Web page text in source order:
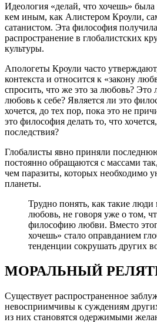
Идеология «делай, что хочешь»
кем иным, как Алистером Кроули,
сатанистом. Эта философия
распространение в глобалистских
культуры.
Апологеты Кроули часто
контекста и относится к «закону
спросить, что же это за любовь?
любовь к себе? Является ли это
хочется, до тех пор, пока это не
это философия делать то, что
последствия?
Глобалисты явно приняли
постоянно обращаются с массами
чем паразиты, которых необходимо
планеты.
Трудно понять, как такие
любовь, не говоря уже о том,
философию любви. Вместо
хочешь» стало оправданием
тенденции сокрушать других
МОРАЛЬНЫЙ
Существует распространенное
невосприимчивы к суждениям
из них становятся одержимыми